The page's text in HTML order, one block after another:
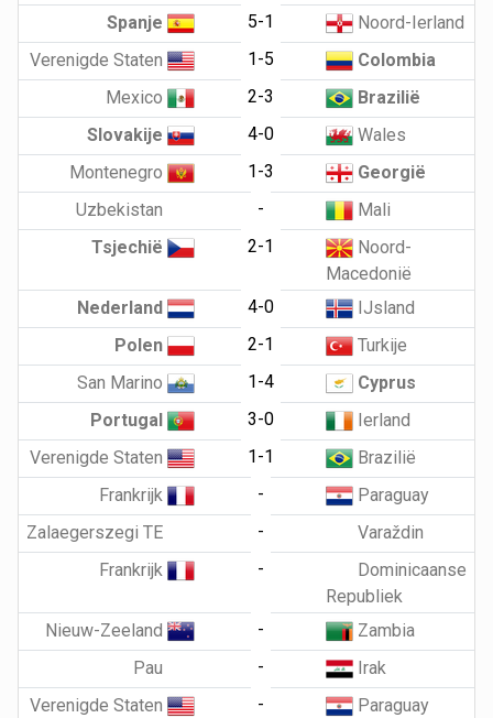
Spanje 5-1
Noord-Ierland
Verenigde Staten
1-5
Colombia
Mexico
2-3
Brazilië
Slovakije
4-0
Wales
Montenegro
1-3
Georgië
Uzbekistan
-
Mali
Tsjechië
2-1
Noord-
Macedonië
Nederland
4-0
IJsland
Polen
2-1
Turkije
San Marino
1-4
Cyprus
Portugal
3-0
Ierland
Verenigde Staten
1-1
Brazilië
Frankrijk
-
Paraguay
Zalaegerszegi TE
-
Varaždin
Frankrijk
-
Dominicaanse
Republiek
Nieuw-Zeeland
-
Zambia
Pau
-
Irak
Verenigde Staten
-
Paraguay